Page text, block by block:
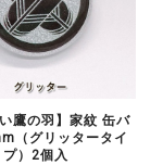
い鷹の羽】家紋 缶バ
（グリッタータイ
プ）2個入